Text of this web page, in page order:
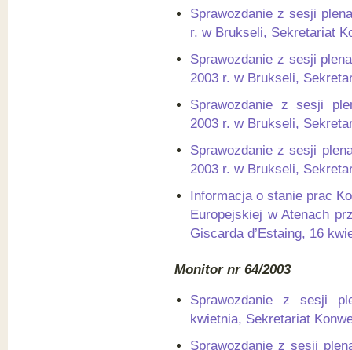
Sprawozdanie z sesji
r. w Brukseli, Sekretariat
Sprawozdanie z sesji
2003 r. w Brukseli,
Sprawozdanie z sesji
2003 r. w Brukseli,
Sprawozdanie z sesji
2003 r. w Brukseli,
Informacja o stanie prac
Europejskiej w Atenach
Giscarda d’Estaing, 16
Monitor nr 64/2003
Sprawozdanie z sesji
kwietnia, Sekretariat
Sprawozdanie z sesji